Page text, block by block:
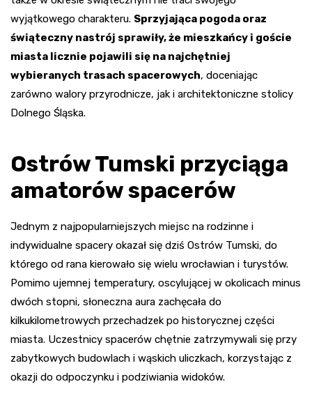
wyjątkowego charakteru. Sprzyjająca pogoda oraz
świąteczny nastrój sprawiły, że mieszkańcy i goście
miasta licznie pojawili się na najchętniej
wybieranych trasach spacerowych, doceniając
zarówno walory przyrodnicze, jak i architektoniczne stolicy
Dolnego Śląska.
Ostrów Tumski przyciąga
amatorów spacerów
Jednym z najpopularniejszych miejsc na rodzinne i
indywidualne spacery okazał się dziś Ostrów Tumski, do
którego od rana kierowało się wielu wrocławian i turystów.
Pomimo ujemnej temperatury, oscylującej w okolicach minus
dwóch stopni, słoneczna aura zachęcała do
kilkukilometrowych przechadzek po historycznej części
miasta. Uczestnicy spacerów chętnie zatrzymywali się przy
zabytkowych budowlach i wąskich uliczkach, korzystając z
okazji do odpoczynku i podziwiania widoków.